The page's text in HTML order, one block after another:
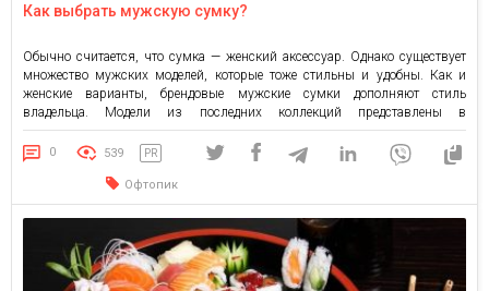
Как выбрать мужскую сумку?
Обычно считается, что сумка — женский аксессуар. Однако существует
множество мужских моделей, которые тоже стильны и удобны. Как и
женские варианты, брендовые мужские сумки дополняют стиль
владельца. Модели из последних коллекций представлены в
ассортименте интернет-магазина Invogue. Определяемся с типом изделия
Современные производители предлагают разные типы. Среди наиболее
популярных вариантов: клатчи; папки; портфели; дипломаты; тоуты;
0 539 PR
Офтопик